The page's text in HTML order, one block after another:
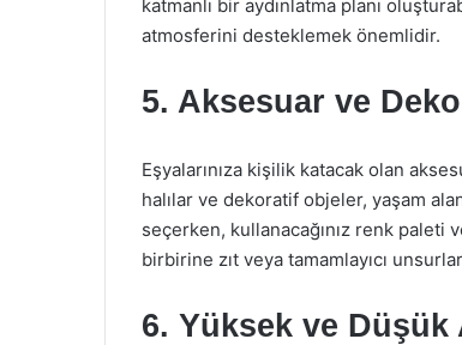
katmanlı bir aydınlatma planı
atmosferini desteklemek önemlidir.
5. Aksesuar ve
Eşyalarınıza kişilik katacak olan
halılar ve dekoratif objeler, yaşam
seçerken, kullanacağınız renk paleti
birbirine zıt veya tamamlayıcı
6. Yüksek ve Düşük